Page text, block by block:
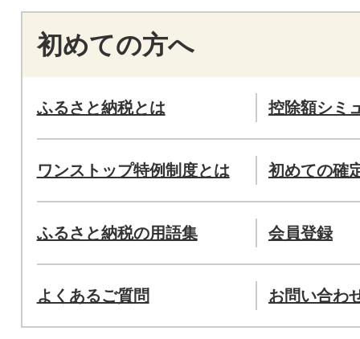
初めての方へ
ふるさと納税とは 控除額シミ
ワンストップ特例制度とは 初めての確
ふるさと納税の用語集 会員登録
よくあるご質問 お問い合わ